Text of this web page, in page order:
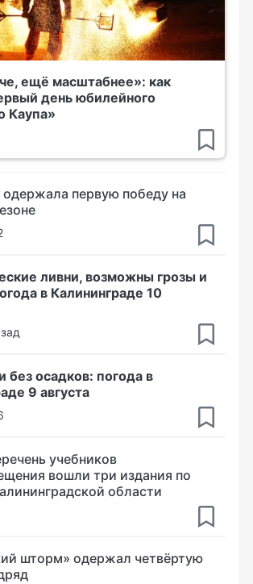
ещё масштабнее»: как
день юбилейного
Каупа»
одержала первую победу на
ливни, возможны грозы и
в Калининграде 10
без осадков: погода в
9 августа
учебников
вошли три издания по
области
шторм» одержал четвёртую